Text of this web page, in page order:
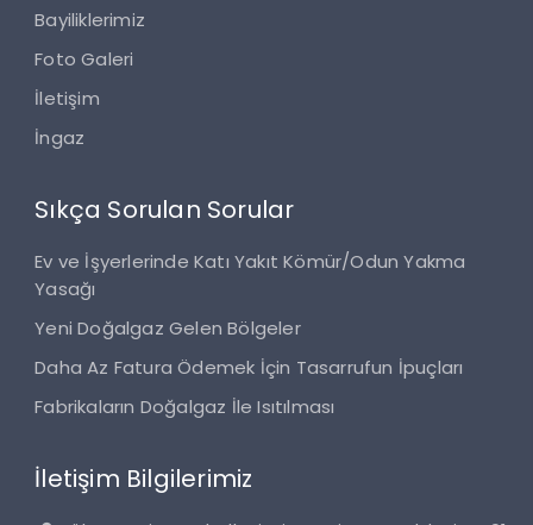
Bayiliklerimiz
Foto Galeri
İletişim
İngaz
Sıkça Sorulan Sorular
Ev ve İşyerlerinde Katı Yakıt Kömür/Odun Yakma
Yasağı
Yeni Doğalgaz Gelen Bölgeler
Daha Az Fatura Ödemek İçin Tasarrufun İpuçları
Fabrikaların Doğalgaz İle Isıtılması
İletişim Bilgilerimiz